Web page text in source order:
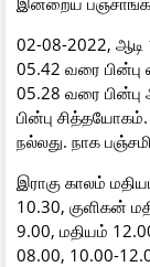
02-08-2022, ஆடி
05.42 வரை பின்பு
05.28 வரை
பின்பு
நல்லது. நாக
இராகு காலம்
10.30, குளிகன்
9.00, மதியம்
08.00, 10.00-